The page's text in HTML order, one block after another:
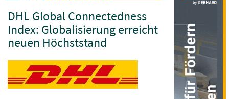
DHL Global Connectedness
Index: Globalisierung erreicht
neuen Höchststand